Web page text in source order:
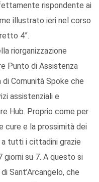
rispondente ai
illustrato ieri nel corso
4”.
riorganizzazione
Punto di Assistenza
di Comunità Spoke che
assistenziali e
Hub. Proprio come per
cure e la prossimità dei
tutti i cittadini grazie
giorni su 7. A questo si
Sant’Arcangelo, che